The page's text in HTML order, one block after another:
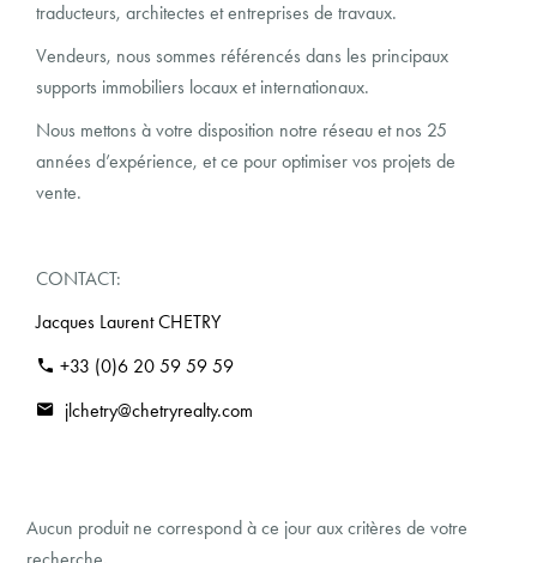
traducteurs, architectes et entreprises de travaux.
Vendeurs, nous sommes référencés dans les principaux
supports immobiliers locaux et internationaux.
Nous mettons à votre disposition notre réseau et nos 25
années d’expérience, et ce pour optimiser vos projets de
vente.
CONTACT:
Jacques Laurent CHETRY
+33 (0)6 20 59 59 59
jlchetry@chetryrealty.com
Aucun produit ne correspond à ce jour aux critères de votre